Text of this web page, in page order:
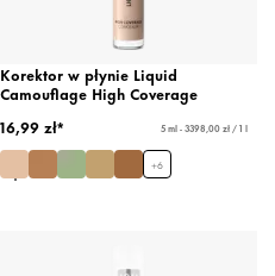
Korektor w płynie Liquid
Camouflage High Coverage
16,99 zł*
5 ml - 3398,00 zł / 1 l
+6